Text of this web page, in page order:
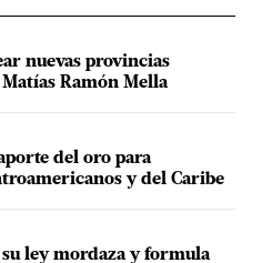
nuevas provincias
Ramón Mella
del oro para
y del Caribe
ley mordaza y formula